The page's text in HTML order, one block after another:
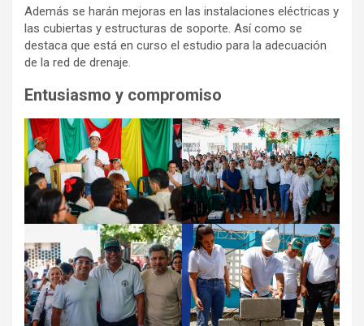
Además se harán mejoras en las instalaciones eléctricas y
las cubiertas y estructuras de soporte. Así como se
destaca que está en curso el estudio para la adecuación
de la red de drenaje.
Entusiasmo y compromiso